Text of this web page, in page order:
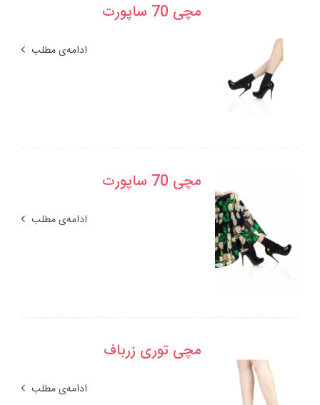
مچی 70 ساپورت
ادامه‌ی مطلب
مچی 70 ساپورت
ادامه‌ی مطلب
مچی توری زرباف
ادامه‌ی مطلب